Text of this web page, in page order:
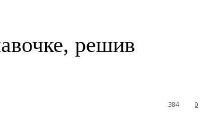
решив
0
384